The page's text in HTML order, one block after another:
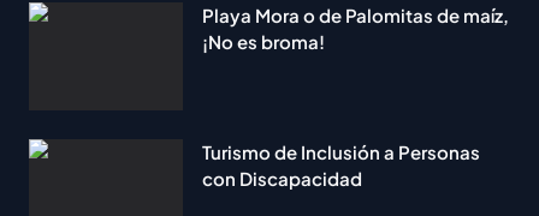
Playa Mora o de Palomitas de maíz,
¡No es broma!
Turismo de Inclusión a Personas
con Discapacidad